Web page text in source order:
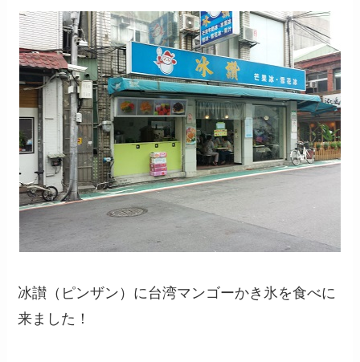
冰讃（ピンザン）に台湾マンゴーかき氷を食べに
来ました！